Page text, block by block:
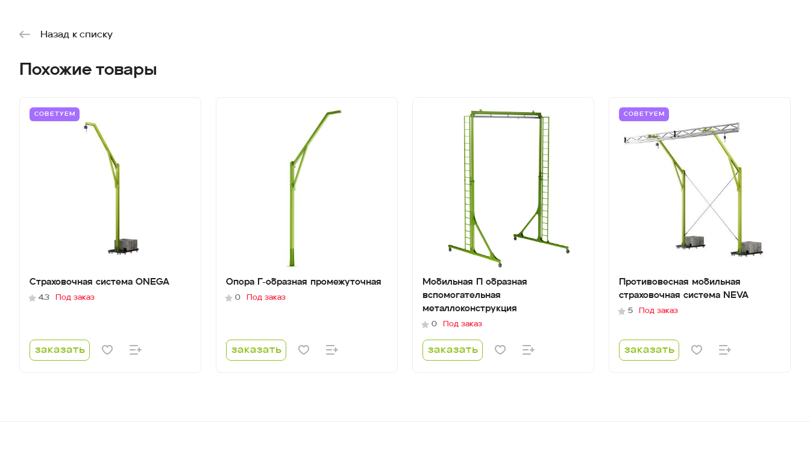
Назад к списку
Похожие товары
СОВЕТУЕМ
Страховочная система ONEGA
4.3 Под заказ
заказать
Опора Г-образная промежуточная
0 Под заказ
заказать
Мобильная П образная
вспомогательная
металлоконструкция
0 Под заказ
заказать
СОВЕТУЕМ
Противовесная мобильная
страховочная система NEVA
5 Под заказ
заказать